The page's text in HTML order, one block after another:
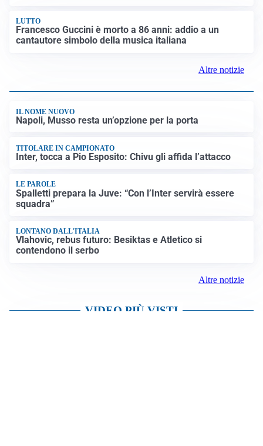
LUTTO
Francesco Guccini è morto a 86 anni: addio a un
cantautore simbolo della musica italiana
Altre notizie
IL NOME NUOVO
Napoli, Musso resta un’opzione per la porta
TITOLARE IN CAMPIONATO
Inter, tocca a Pio Esposito: Chivu gli affida l’attacco
LE PAROLE
Spalletti prepara la Juve: “Con l’Inter servirà essere
squadra”
LONTANO DALL'ITALIA
Vlahovic, rebus futuro: Besiktas e Atletico si
contendono il serbo
Altre notizie
VIDEO PIÙ VISTI